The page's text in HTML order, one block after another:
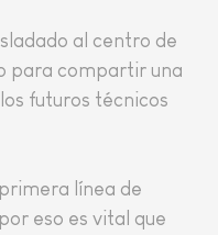
al centro de
para compartir una
futuros técnicos
línea de
eso es vital que